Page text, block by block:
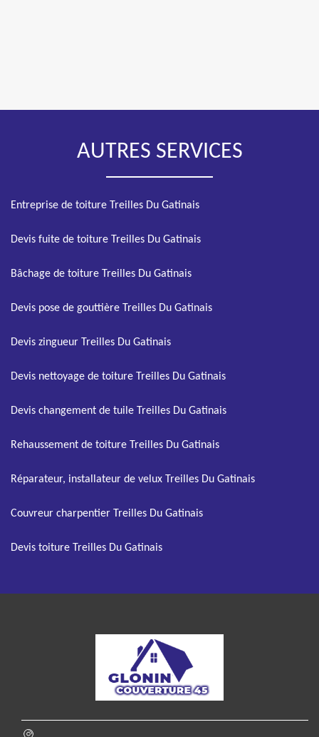
AUTRES SERVICES
Entreprise de toiture Treilles Du Gatinais
Devis fuite de toiture Treilles Du Gatinais
Bâchage de toiture Treilles Du Gatinais
Devis pose de gouttière Treilles Du Gatinais
Devis zingueur Treilles Du Gatinais
Devis nettoyage de toiture Treilles Du Gatinais
Devis changement de tuile Treilles Du Gatinais
Rehaussement de toiture Treilles Du Gatinais
Réparateur, installateur de velux Treilles Du Gatinais
Couvreur charpentier Treilles Du Gatinais
Devis toiture Treilles Du Gatinais